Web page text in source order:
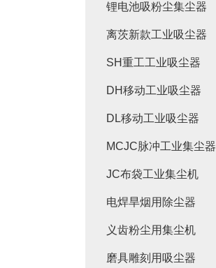
锂电池吸粉尘集尘器
离茨新款工业吸尘器
SH重工工业吸尘器
DH移动工业吸尘器
DL移动工业吸尘器
MCJC脉冲工业集尘器
JC布袋工业集尘机
电焊旱烟用除尘器
义齿粉尘用集尘机
磨具雕刻用吸尘器